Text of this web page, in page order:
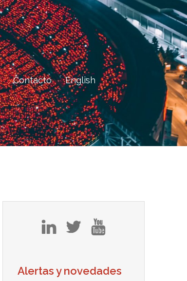
Contacto English
tw
Alertas y novedades